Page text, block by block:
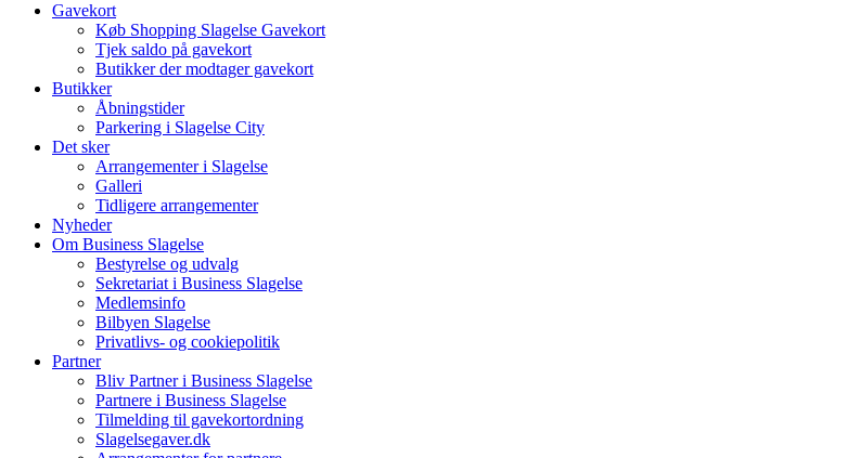
Gavekort
Køb Shopping Slagelse Gavekort
Tjek saldo på gavekort
Butikker der modtager gavekort
Butikker
Åbningstider
Parkering i Slagelse City
Det sker
Arrangementer i Slagelse
Galleri
Tidligere arrangementer
Nyheder
Om Business Slagelse
Bestyrelse og udvalg
Sekretariat i Business Slagelse
Medlemsinfo
Bilbyen Slagelse
Privatlivs- og cookiepolitik
Partner
Bliv Partner i Business Slagelse
Partnere i Business Slagelse
Tilmelding til gavekortordning
Slagelsegaver.dk